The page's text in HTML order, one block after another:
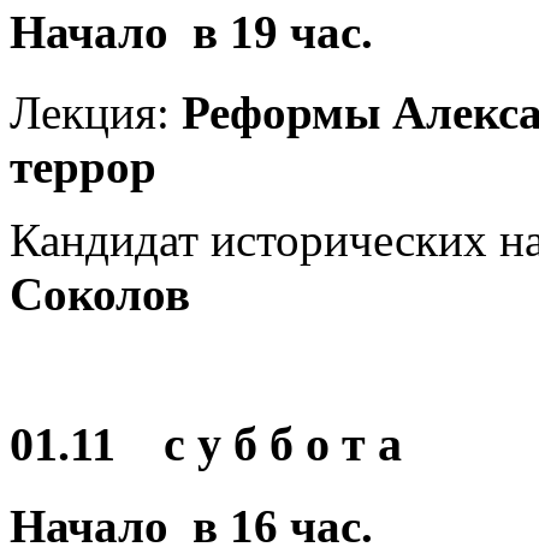
Начало в 19 час.
Лекция: Реформы
террор
Кандидат исторических
Соколов
01.11 с у б б о т а
Начало в 16 час.